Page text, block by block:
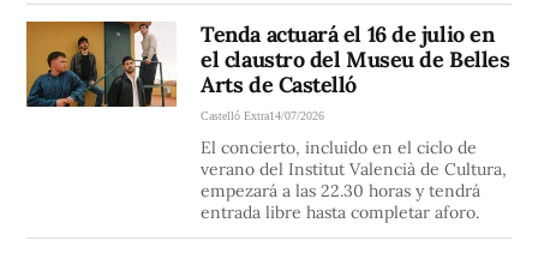
Tenda actuará el 16 de julio en
el claustro del Museu de Belles
Arts de Castelló
Castelló Extra14/07/2026
El concierto, incluido en el ciclo de
verano del Institut Valencià de Cultura,
empezará a las 22.30 horas y tendrá
entrada libre hasta completar aforo.